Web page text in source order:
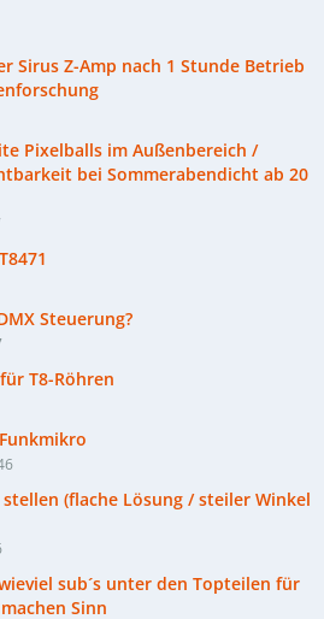
Sirus Z-Amp nach 1 Stunde Betrieb
Pixelballs im Außenbereich /
bei Sommerabendicht ab 20
Steuerung?
T8-Röhren
(flache Lösung / steiler Winkel
sub´s unter den Topteilen für
Sinn